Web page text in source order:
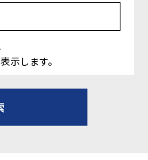
示します。